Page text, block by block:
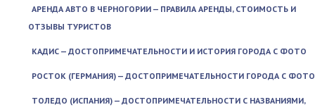
АРЕНДА АВТО В ЧЕРНОГОРИИ — ПРАВИЛА АРЕНДЫ, СТОИМОСТЬ И
ОТЗЫВЫ ТУРИСТОВ
КАДИС — ДОСТОПРИМЕЧАТЕЛЬНОСТИ И ИСТОРИЯ ГОРОДА С ФОТО
РОСТОК (ГЕРМАНИЯ) — ДОСТОПРИМЕЧАТЕЛЬНОСТИ ГОРОДА С ФОТО
ТОЛЕДО (ИСПАНИЯ) — ДОСТОПРИМЕЧАТЕЛЬНОСТИ С НАЗВАНИЯМИ,